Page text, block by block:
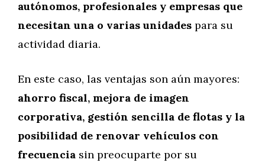
autónomos, profesionales y empresas que
necesitan una o varias unidades para su
actividad diaria.
En este caso, las ventajas son aún mayores:
ahorro fiscal, mejora de imagen
corporativa, gestión sencilla de flotas y la
posibilidad de renovar vehículos con
frecuencia sin preocuparte por su